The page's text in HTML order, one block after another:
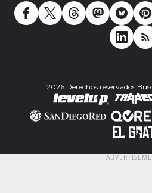
2026 Derechos reservados